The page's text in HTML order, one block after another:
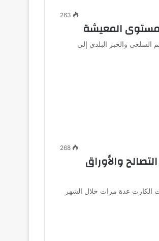
263
المعيشة
والخبز البلدي إلى
268
والأوراق
الكارت عدة مرات خلال الشهر